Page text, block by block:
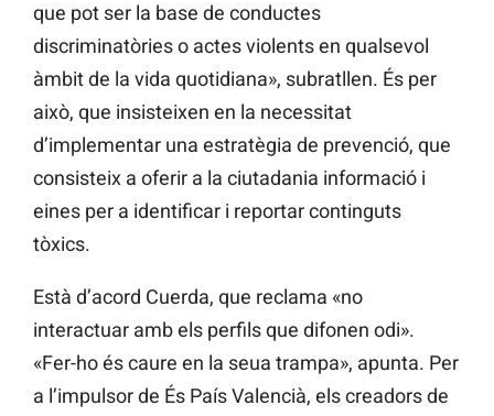
que pot ser la base de conductes
discriminatòries o actes violents en qualsevol
àmbit de la vida quotidiana», subratllen. És per
això, que insisteixen en la necessitat
d’implementar una estratègia de prevenció, que
consisteix a oferir a la ciutadania informació i
eines per a identificar i reportar continguts
tòxics.
Està d’acord Cuerda, que reclama «no
interactuar amb els perfils que difonen odi».
«Fer-ho és caure en la seua trampa», apunta. Per
a l’impulsor de És País Valencià, els creadors de